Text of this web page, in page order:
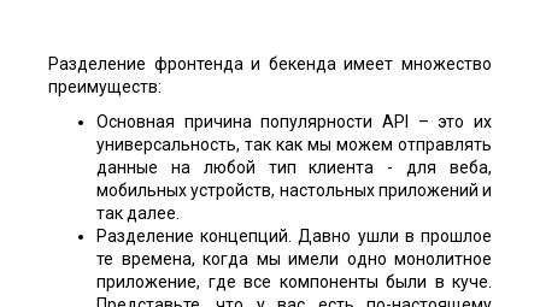
Разделение фронтенда и бекенда имеет множество
преимуществ:
Основная причина популярности API – это их
универсальность, так как мы можем отправлять
данные на любой тип клиента - для веба,
мобильных устройств, настольных приложений и
так далее.
Разделение концепций. Давно ушли в прошлое
те времена, когда мы имели одно монолитное
приложение, где все компоненты были в куче.